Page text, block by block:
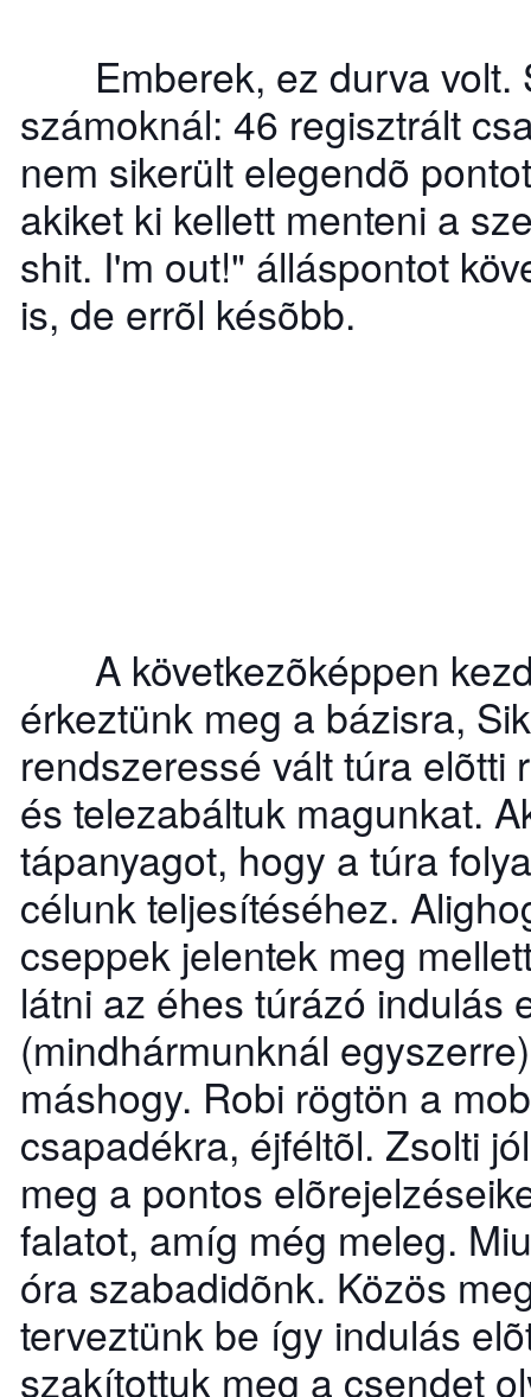
Emberek, ez durva volt.
számoknál: 46 regisztrált
nem sikerült elegendõ
akiket ki kellett menteni a
shit. I'm out!" álláspontot
is, de errõl késõbb.
A következõképpen
érkeztünk meg a bázisra,
rendszeressé vált túra elõtti
és telezabáltuk magunkat.
tápanyagot, hogy a túra
célunk teljesítéséhez.
cseppek jelentek meg
látni az éhes túrázó indulás
(mindhármunknál
máshogy. Robi rögtön a
csapadékra, éjféltõl. Zsolti
meg a pontos
falatot, amíg még meleg.
óra szabadidõnk. Közös
terveztünk be így indulás
szakítottuk meg a csendet